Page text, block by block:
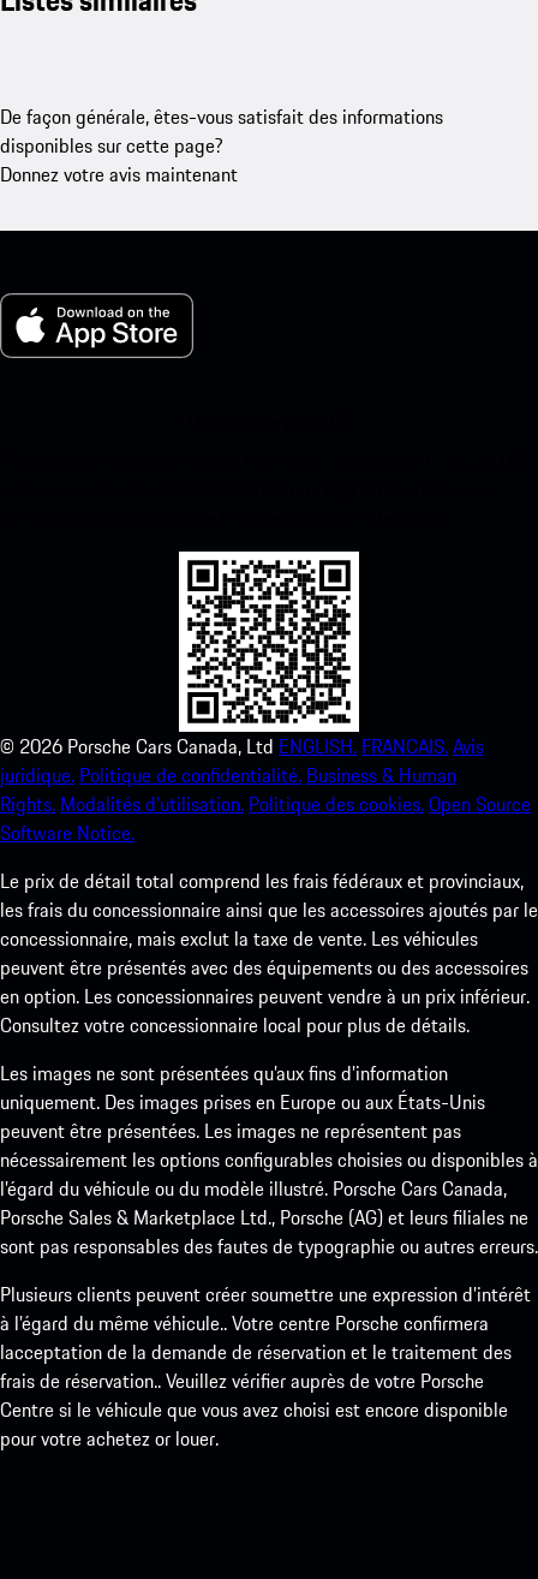
De façon générale, êtes-vous satisfait des informations
disponibles sur cette page?
Donnez votre avis maintenant
© 2026 Porsche Cars Canada, Ltd ENGLISH. FRANCAIS.Avis
juridique. Politique de confidentialité. Business & Human
Rights. Modalités d’utilisation. Politique des cookies.Open Source
Software Notice.
Le prix de détail total comprend les frais fédéraux et provinciaux,
les frais du concessionnaire ainsi que les accessoires ajoutés par le
concessionnaire, mais exclut la taxe de vente. Les véhicules
peuvent être présentés avec des équipements ou des accessoires
en option. Les concessionnaires peuvent vendre à un prix inférieur.
Consultez votre concessionnaire local pour plus de détails.
Les images ne sont présentées qu’aux fins d’information
uniquement. Des images prises en Europe ou aux États-Unis
peuvent être présentées. Les images ne représentent pas
nécessairement les options configurables choisies ou disponibles à
l’égard du véhicule ou du modèle illustré. Porsche Cars Canada,
Porsche Sales & Marketplace Ltd., Porsche (AG) et leurs filiales ne
sont pas responsables des fautes de typographie ou autres erreurs.
Plusieurs clients peuvent créer soumettre une expression d’intérêt
à l’égard du même véhicule.. Votre centre Porsche confirmera
lacceptation de la demande de réservation et le traitement des
frais de réservation.. Veuillez vérifier auprès de votre Porsche
Centre si le véhicule que vous avez choisi est encore disponible
pour votre achetez or louer.